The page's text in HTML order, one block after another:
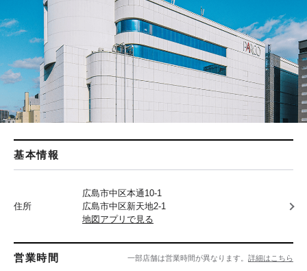
基本情報
住所
広島市中区本通10-1
広島市中区新天地2-1
地図アプリで見る
営業時間 一部店舗は営業時間が異なります。 詳細はこちら